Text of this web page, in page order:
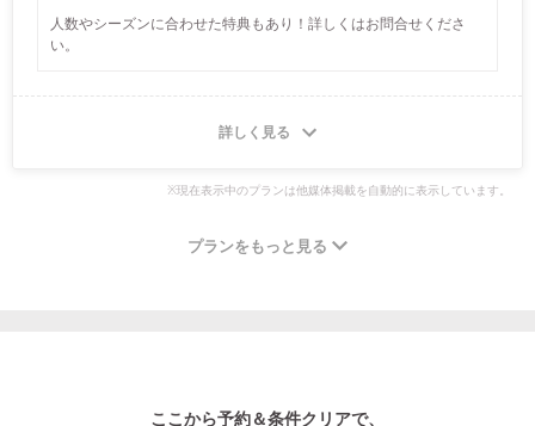
人数やシーズンに合わせた特典もあり！詳しくはお問合せくださ
い。
詳しく見る
※現在表示中のプランは他媒体掲載を自動的に表示しています。
プランをもっと見る
ここから予約＆条件クリアで、